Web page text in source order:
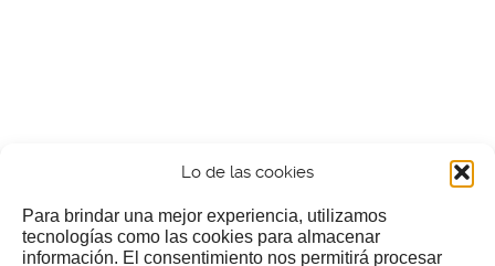
Lo de las cookies
Para brindar una mejor experiencia, utilizamos
tecnologías como las cookies para almacenar
información. El consentimiento nos permitirá procesar